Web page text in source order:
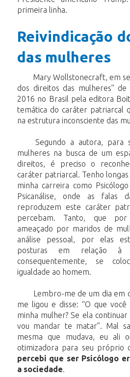
primeira linha.
Reivindicação
das mulheres
Mary Wollstonecraft, em
dos direitos das mulheres”
2016 no Brasil pela editora
temática do caráter patriarcal
na estrutura inconsciente das
Segundo a autora, para
mulheres na busca de um
direitos, é preciso o
caráter patriarcal. Tenho
minha carreira como
Psicanálise, onde as falas
reproduzem este caráter
percebam. Tanto, que
ameaçado por maridos de
análise pessoal, por elas
posturas em relação à
consequentemente, se
igualdade ao homem.
Lembro-me de um dia em
me ligou e disse: “O que
minha mulher? Se ela continuar
vou mandar te matar”. Mal
mesma que mudava, eu ali
otimizadora para seu próprio
percebi que ser Psicólogo
a sociedade.